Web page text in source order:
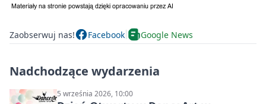
Zaobserwuj nas! Facebook Google News
Nadchodzące wydarzenia
5 września 2026, 10:00